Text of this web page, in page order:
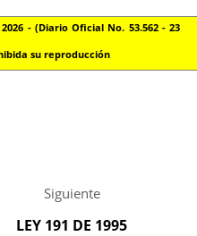
- (Diario Oficial No. 53.562 - 23
su reproducción
Siguiente
LEY 191 DE 1995